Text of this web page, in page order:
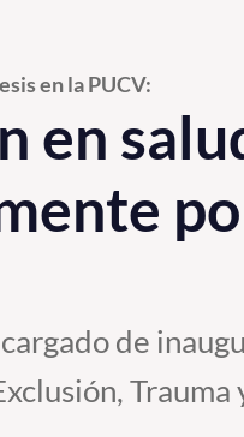
en la PUCV:
en
de
Trauma